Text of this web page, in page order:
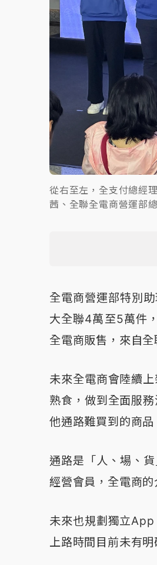
從右至左，全支付總經
茜、全聯全電商營運部
全電商營運部特別
大全聯4萬至5萬件
全電商販售，來自
未來全電商會陸續
熟食，做到全面服
他通路難買到的商
通路是「人、場、
經營會員，全電商
未來也規劃獨立
上路時間目前未有明